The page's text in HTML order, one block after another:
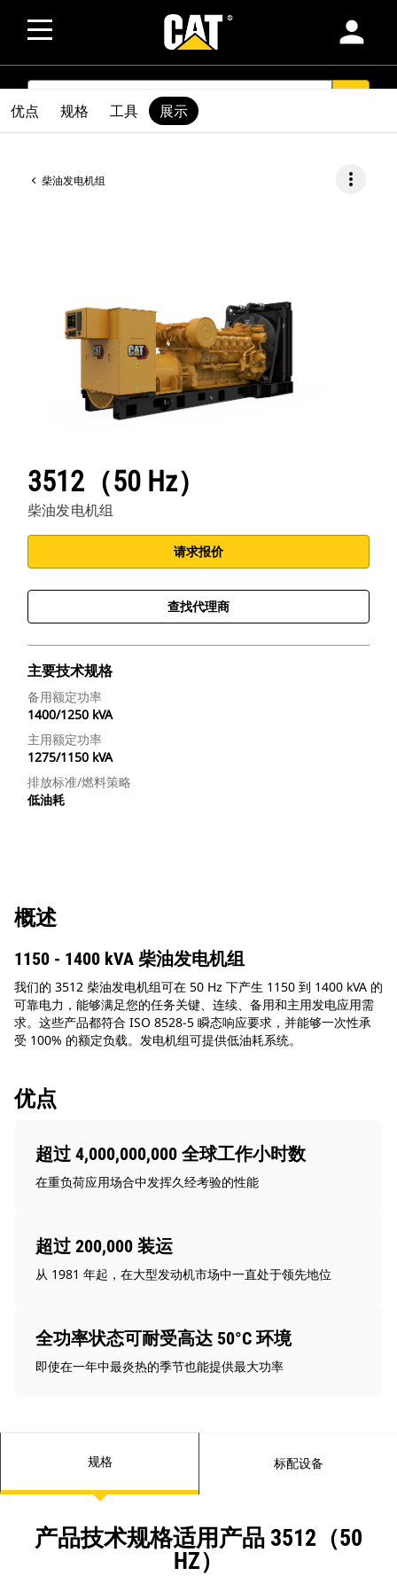
person
SEARCH
柴油发电机组 more_vert
3512（50 Hz）
柴油发电机组
请求报价
查找代理商
主要技术规格
备用额定功率
1400/1250 kVA
主用额定功率
1275/1150 kVA
排放标准/燃料策略
低油耗
优点 规格 工具 展示
概述
1150 - 1400 kVA 柴油发电机组
我们的 3512 柴油发电机组可在 50 Hz 下产生 1150 到 1400 kVA 的
可靠电力，能够满足您的任务关键、连续、备用和主用发电应用需
求。这些产品都符合 ISO 8528-5 瞬态响应要求，并能够一次性承
受 100% 的额定负载。发电机组可提供低油耗系统。
优点
超过 4,000,000,000 全球工作小时数
在重负荷应用场合中发挥久经考验的性能
超过 200,000 装运
从 1981 年起，在大型发动机市场中一直处于领先地位
全功率状态可耐受高达 50°C 环境
即使在一年中最炎热的季节也能提供最大功率
规格 标配设备
产品技术规格适用产品 3512（50
HZ）